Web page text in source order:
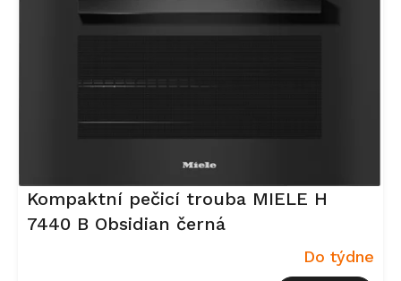
Kompaktní pečicí trouba MIELE H
7440 B Obsidian černá
Do týdne